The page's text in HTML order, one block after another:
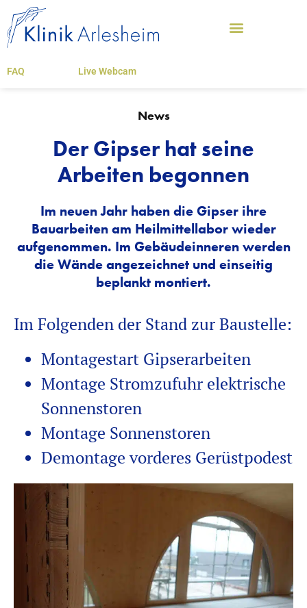
FAQ Live Webcam
News
Der Gipser hat seine
Arbeiten begonnen
Im neuen Jahr haben die Gipser ihre
Bauarbeiten am Heilmittellabor wieder
aufgenommen. Im Gebäudeinneren werden
die Wände angezeichnet und einseitig
beplankt montiert.
Im Folgenden der Stand zur Baustelle:
Montagestart Gipserarbeiten
Montage Stromzufuhr elektrische
Sonnenstoren
Montage Sonnenstoren
Demontage vorderes Gerüstpodest